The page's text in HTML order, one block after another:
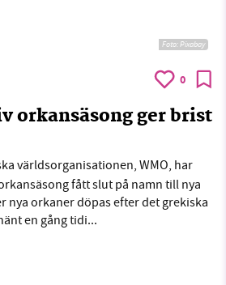
Foto:Pixabay
0
orkansäsong ger brist
världsorganisationen, WMO, har
fått slut på namn till nya
nya orkaner döpas efter det grekiska
en gång tidi...